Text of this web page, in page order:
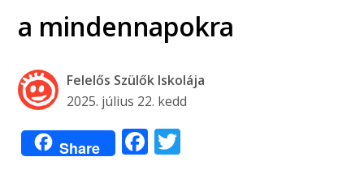
a mindennapokra
Felelős Szülők Iskolája
2025. július 22. kedd
Share Facebook